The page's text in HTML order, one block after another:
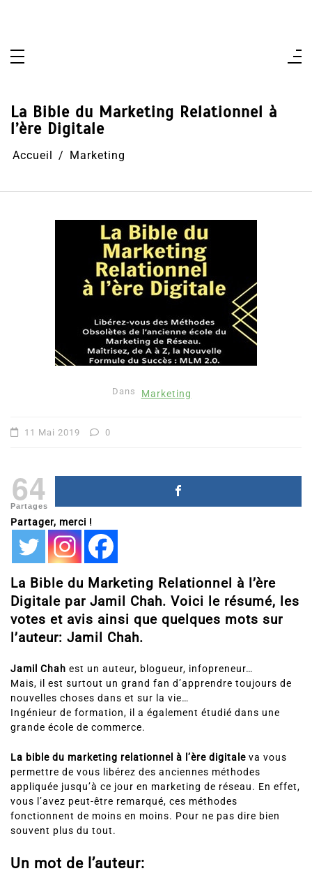
La Bible du Marketing Relationnel à
l’ère Digitale
64
Partages
Partager, merci !
La Bible du Marketing Relationnel à l’ère
Digitale par Jamil Chah. Voici le résumé, les
votes et avis ainsi que quelques mots sur
l’auteur: Jamil Chah.
Mais, il est surtout un grand fan d’apprendre toujours de
nouvelles choses dans et sur la vie…
Ingénieur de formation, il a également étudié dans une
grande école de commerce.
permettre de vous libérez des anciennes méthodes
appliquée jusqu’à ce jour en marketing de réseau. En effet,
vous l’avez peut-être remarqué, ces méthodes
fonctionnent de moins en moins. Pour ne pas dire bien
souvent plus du tout.
Un mot de l’auteur: